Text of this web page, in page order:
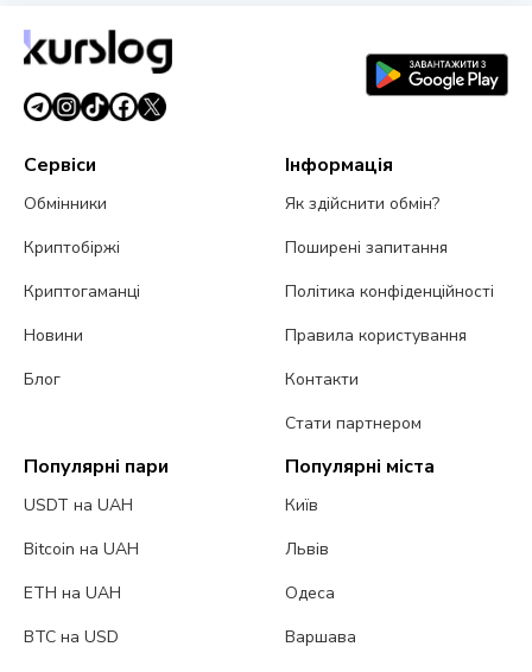
27 липня 2026 р.3 хв читання
Сервіси
Обмінники
Криптобіржі
Криптогаманці
Новини
Блог
Інформація
Як здійснити обмін?
Поширені запитання
Політика конфіденційності
Правила користування
Контакти
Стати партнером
Популярні пари
USDT на UAH
Bitcoin на UAH
ETH на UAH
BTC на USD
Популярні міста
Київ
Львів
Одеса
Варшава